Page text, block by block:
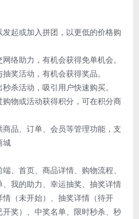
起或加入拼团，以更低的价格购
络助力，有机会获得免单机会。
奖活动，有机会获得奖品。
杀活动，吸引用户快速购买。
物或活动获得积分，可在积分商
品、订单、会员等管理功能，支
城
、首页、商品详情、购物流程、
我的助力、幸运抽奖、抽奖详情
情（未开始）、抽奖详情（待开
奖）、中奖名单、限时秒杀、秒